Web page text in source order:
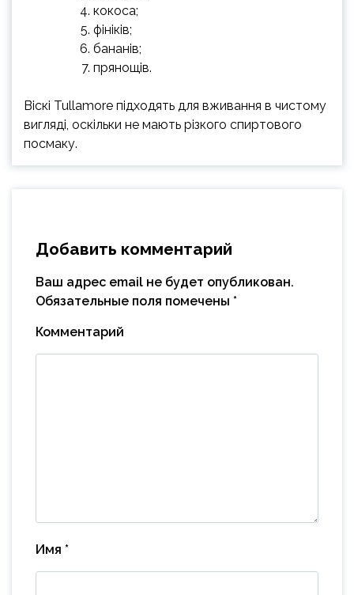
кокоса;
фініків;
бананів;
прянощів.
Віскі Tullamore підходять для вживання в чистому
вигляді, оскільки не мають різкого спиртового
посмаку.
Добавить комментарий
Ваш адрес email не будет опубликован.
Обязательные поля помечены *
Комментарий
Имя *